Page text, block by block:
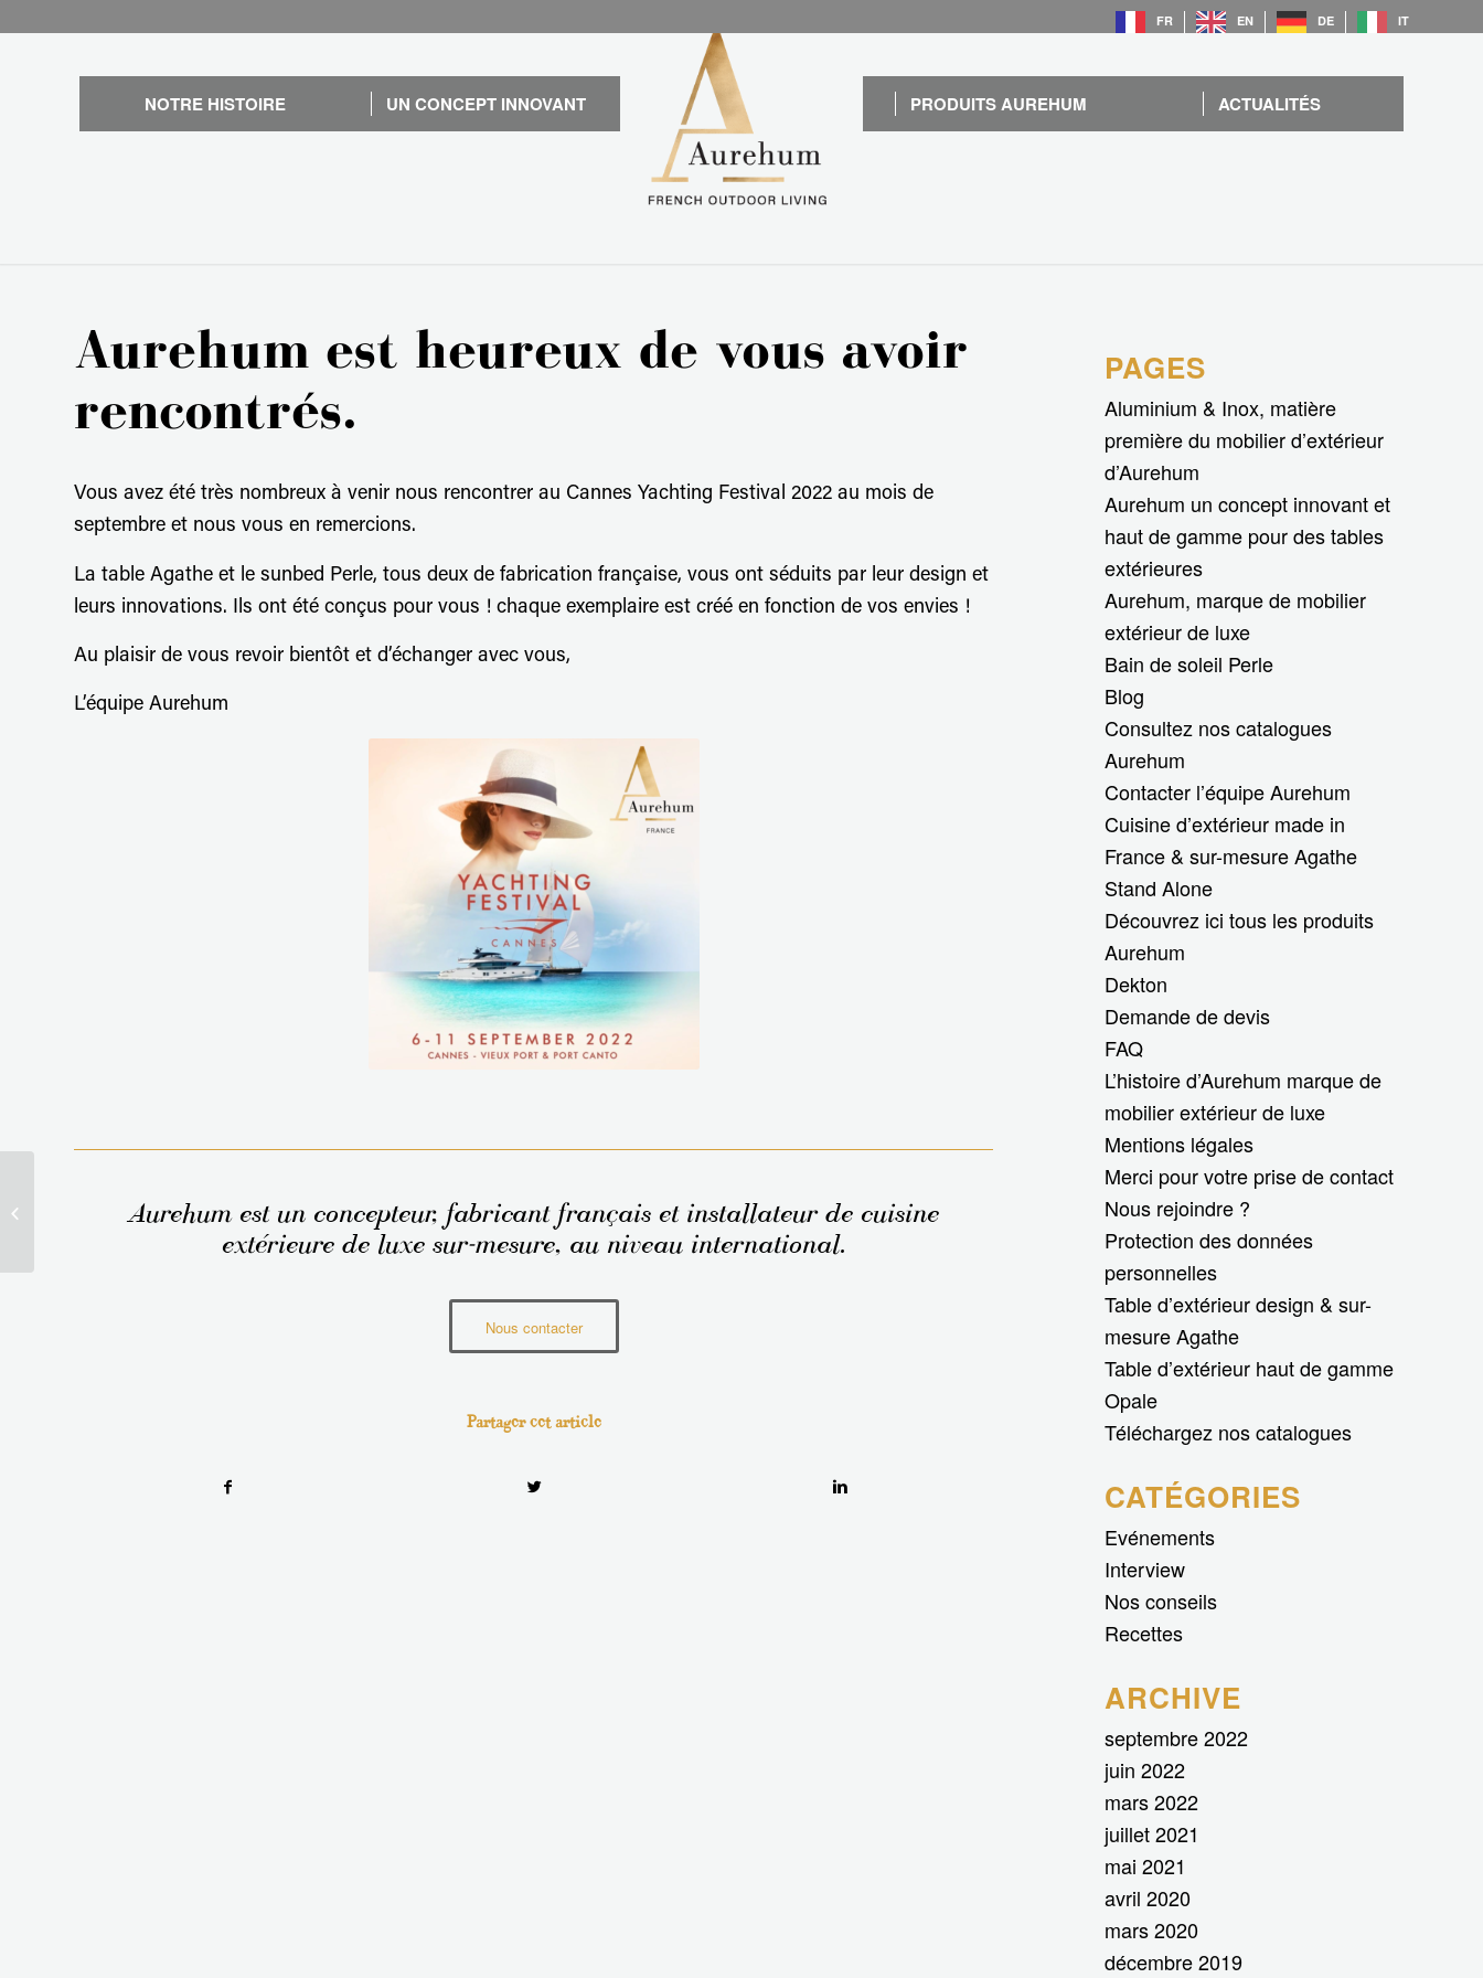
FR EN DE IT
NOTRE HISTOIRE UN CONCEPT INNOVANT PRODUITS AUREHUM ACTUALITÉS
Aurehum est heureux de vous avoir
rencontrés.
Vous avez été très nombreux à venir nous rencontrer au Cannes Yachting Festival 2022 au mois de
septembre et nous vous en remercions.
La table Agathe et le sunbed Perle, tous deux de fabrication française, vous ont séduits par leur design et
leurs innovations. Ils ont été conçus pour vous ! chaque exemplaire est créé en fonction de vos envies !
Au plaisir de vous revoir bientôt et d’échanger avec vous,
L’équipe Aurehum
Aurehum est un concepteur, fabricant français et installateur de cuisine
extérieure de luxe sur-mesure, au niveau international.
Nous contacter
Partager cet article
PAGES
Aluminium & Inox, matière
première du mobilier d’extérieur
d’Aurehum
Aurehum un concept innovant et
haut de gamme pour des tables
extérieures
Aurehum, marque de mobilier
extérieur de luxe
Bain de soleil Perle
Blog
Consultez nos catalogues
Aurehum
Contacter l’équipe Aurehum
Cuisine d’extérieur made in
France & sur-mesure Agathe
Stand Alone
Découvrez ici tous les produits
Aurehum
Dekton
Demande de devis
FAQ
L’histoire d’Aurehum marque de
mobilier extérieur de luxe
Mentions légales
Merci pour votre prise de contact
Nous rejoindre ?
Protection des données
personnelles
Table d’extérieur design & sur-
mesure Agathe
Table d’extérieur haut de gamme
Opale
Téléchargez nos catalogues
CATÉGORIES
Evénements
Interview
Nos conseils
Recettes
ARCHIVE
septembre 2022
juin 2022
mars 2022
juillet 2021
mai 2021
avril 2020
mars 2020
décembre 2019
choisi la Plancha